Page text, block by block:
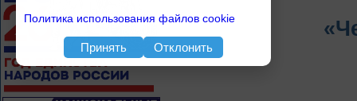
Политика использования файлов cookie
Принять Отклонить